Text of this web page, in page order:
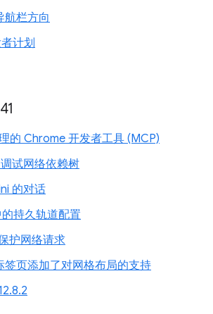
航栏方向
计划
的 Chrome 开发者工具 (MCP)
试网络依赖树
的对话
的持久轨道配置
护网络请求
签页添加了对网格布局的支持